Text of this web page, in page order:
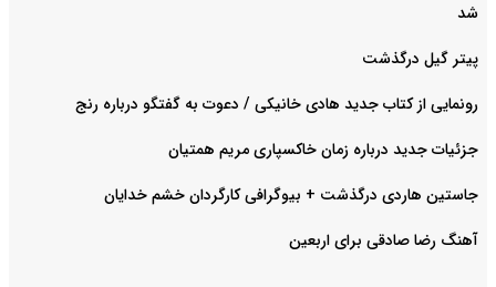
شد
پیتر گیل درگذشت
رونمایی از کتاب جدید هادی خانیکی / دعوت به گفتگو درباره رنج
جزئیات جدید درباره زمان خاکسپاری مریم همتیان
جاستین هاردی درگذشت + بیوگرافی کارگردان خشم خدایان
آهنگ رضا صادقی برای اربعین